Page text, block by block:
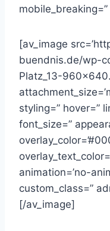
[av_image
buendnis.de/wp-
Platz_13-
styling=” hover=”
font_size=”
animation=’no-
custom_class=”
[/av_image]